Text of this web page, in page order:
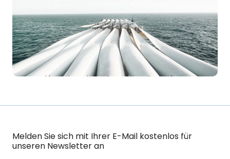
Melden Sie sich mit Ihrer E-Mail kostenlos für
unseren Newsletter an